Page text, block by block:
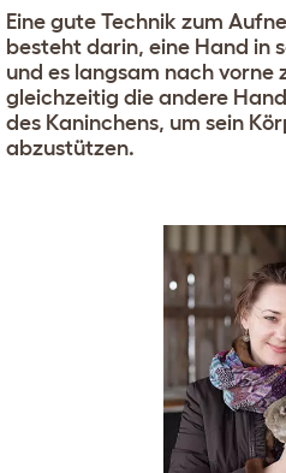
Eine gute Technik zum
besteht darin, eine Hand in
und es langsam nach vorne
gleichzeitig die andere
des Kaninchens, um sein
abzustützen.